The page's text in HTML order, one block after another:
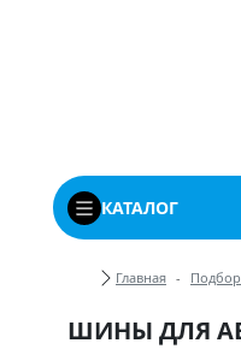
Купить
КАТАЛОГ
Главная
ШИНЫ ДЛЯ